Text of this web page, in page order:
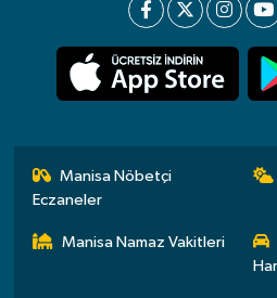
Manisa Nöbetçi
Eczaneler
Manisa Namaz Vakitleri